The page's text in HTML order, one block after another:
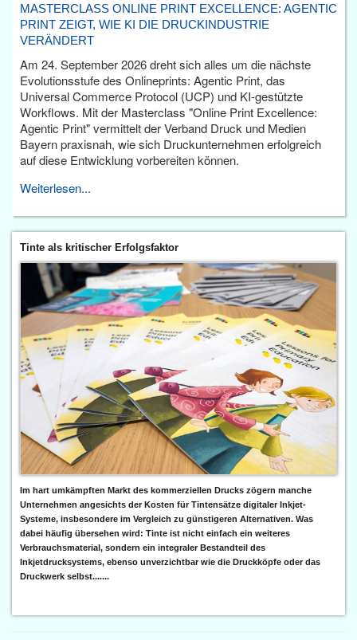
MASTERCLASS ONLINE PRINT EXCELLENCE: AGENTIC
PRINT ZEIGT, WIE KI DIE DRUCKINDUSTRIE
VERÄNDERT
Am 24. September 2026 dreht sich alles um die nächste
Evolutionsstufe des Onlineprints: Agentic Print, das
Universal Commerce Protocol (UCP) und KI-gestützte
Workflows. Mit der Masterclass "Online Print Excellence:
Agentic Print" vermittelt der Verband Druck und Medien
Bayern praxisnah, wie sich Druckunternehmen erfolgreich
auf diese Entwicklung vorbereiten können.
Weiterlesen...
Tinte als kritischer Erfolgsfaktor
Im hart umkämpften Markt des kommerziellen Drucks zögern manche
Unternehmen angesichts der Kosten für Tintensätze digitaler Inkjet-
Systeme, insbesondere im Vergleich zu günstigeren Alternativen. Was
dabei häufig übersehen wird: Tinte ist nicht einfach ein weiteres
Verbrauchsmaterial, sondern ein integraler Bestandteil des
Inkjetdrucksystems, ebenso unverzichtbar wie die Druckköpfe oder das
Druckwerk selbst.......